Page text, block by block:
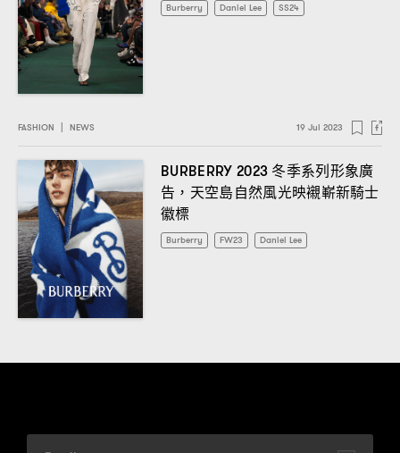
Burberry Daniel Lee SS24
FASHION NEWS 19 Jul 2023
BURBERRY 2023 冬季系列形象廣
告 ， 天空島自然風光映襯嶄新騎士
徽標
Burberry FW23 Daniel Lee